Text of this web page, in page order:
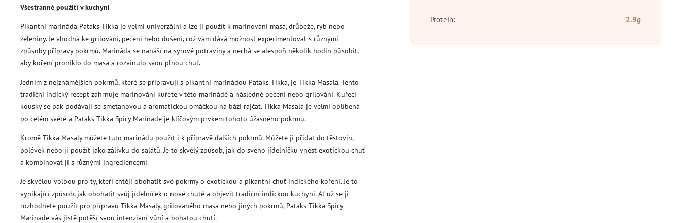
Všestranné použití v kuchyni
Pikantní marináda Pataks Tikka je velmi univerzální a lze ji použít k marinování masa, drůbeže, ryb nebo
zeleniny. Je vhodná ke grilování, pečení nebo dušení, což vám dává možnost experimentovat s různými
způsoby přípravy pokrmů. Marináda se nanáší na syrové potraviny a nechá se alespoň několik hodin působit,
aby koření proniklo do masa a rozvinulo svou plnou chuť.
Jedním z nejznámějších pokrmů, které se připravují s pikantní marinádou Pataks Tikka, je Tikka Masala. Tento
tradiční indický recept zahrnuje marinování kuřete v této marinádě a následné pečení nebo grilování. Kuřecí
kousky se pak podávají se smetanovou a aromatickou omáčkou na bázi rajčat. Tikka Masala je velmi oblíbená
po celém světě a Pataks Tikka Spicy Marinade je klíčovým prvkem tohoto úžasného pokrmu.
Kromě Tikka Masaly můžete tuto marinádu použít i k přípravě dalších pokrmů. Můžete ji přidat do těstovin,
polévek nebo ji použít jako zálivku do salátů. Je to skvělý způsob, jak do svého jídelníčku vnést exotickou chuť
a kombinovat ji s různými ingrediencemi.
Je skvělou volbou pro ty, kteří chtějí obohatit své pokrmy o exotickou a pikantní chuť indického koření. Je to
vynikající způsob, jak obohatit svůj jídelníček o nové chutě a objevit tradiční indickou kuchyni. Ať už se ji
rozhodnete použít pro přípravu Tikka Masaly, grilovaného masa nebo jiných pokrmů, Pataks Tikka Spicy
Marinade vás jistě potěší svou intenzivní vůní a bohatou chutí.
Protein: 2.9g